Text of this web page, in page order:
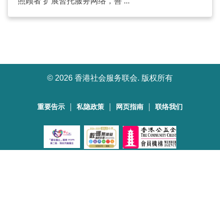
© 2026 香港社会服务联会. 版权所有
重要告示 私隐政策 网页指南 联络我们